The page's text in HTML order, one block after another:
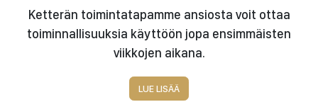
Ketterän toimintatapamme ansiosta voit ottaa
toiminnallisuuksia käyttöön jopa ensimmäisten
viikkojen aikana.
LUE LISÄÄ